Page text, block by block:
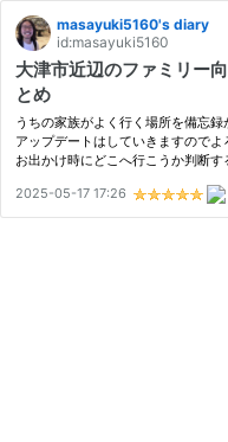
masayuki5160's diary
id:masayuki5160
大津市近辺のファミリー
とめ
うちの家族がよく行く場所を備忘
アップデートはしていきますので
お出かけ時にどこへ行こうか判断
含みます。 外であそぶなら 大津港
津…
2025-05-17 17:26